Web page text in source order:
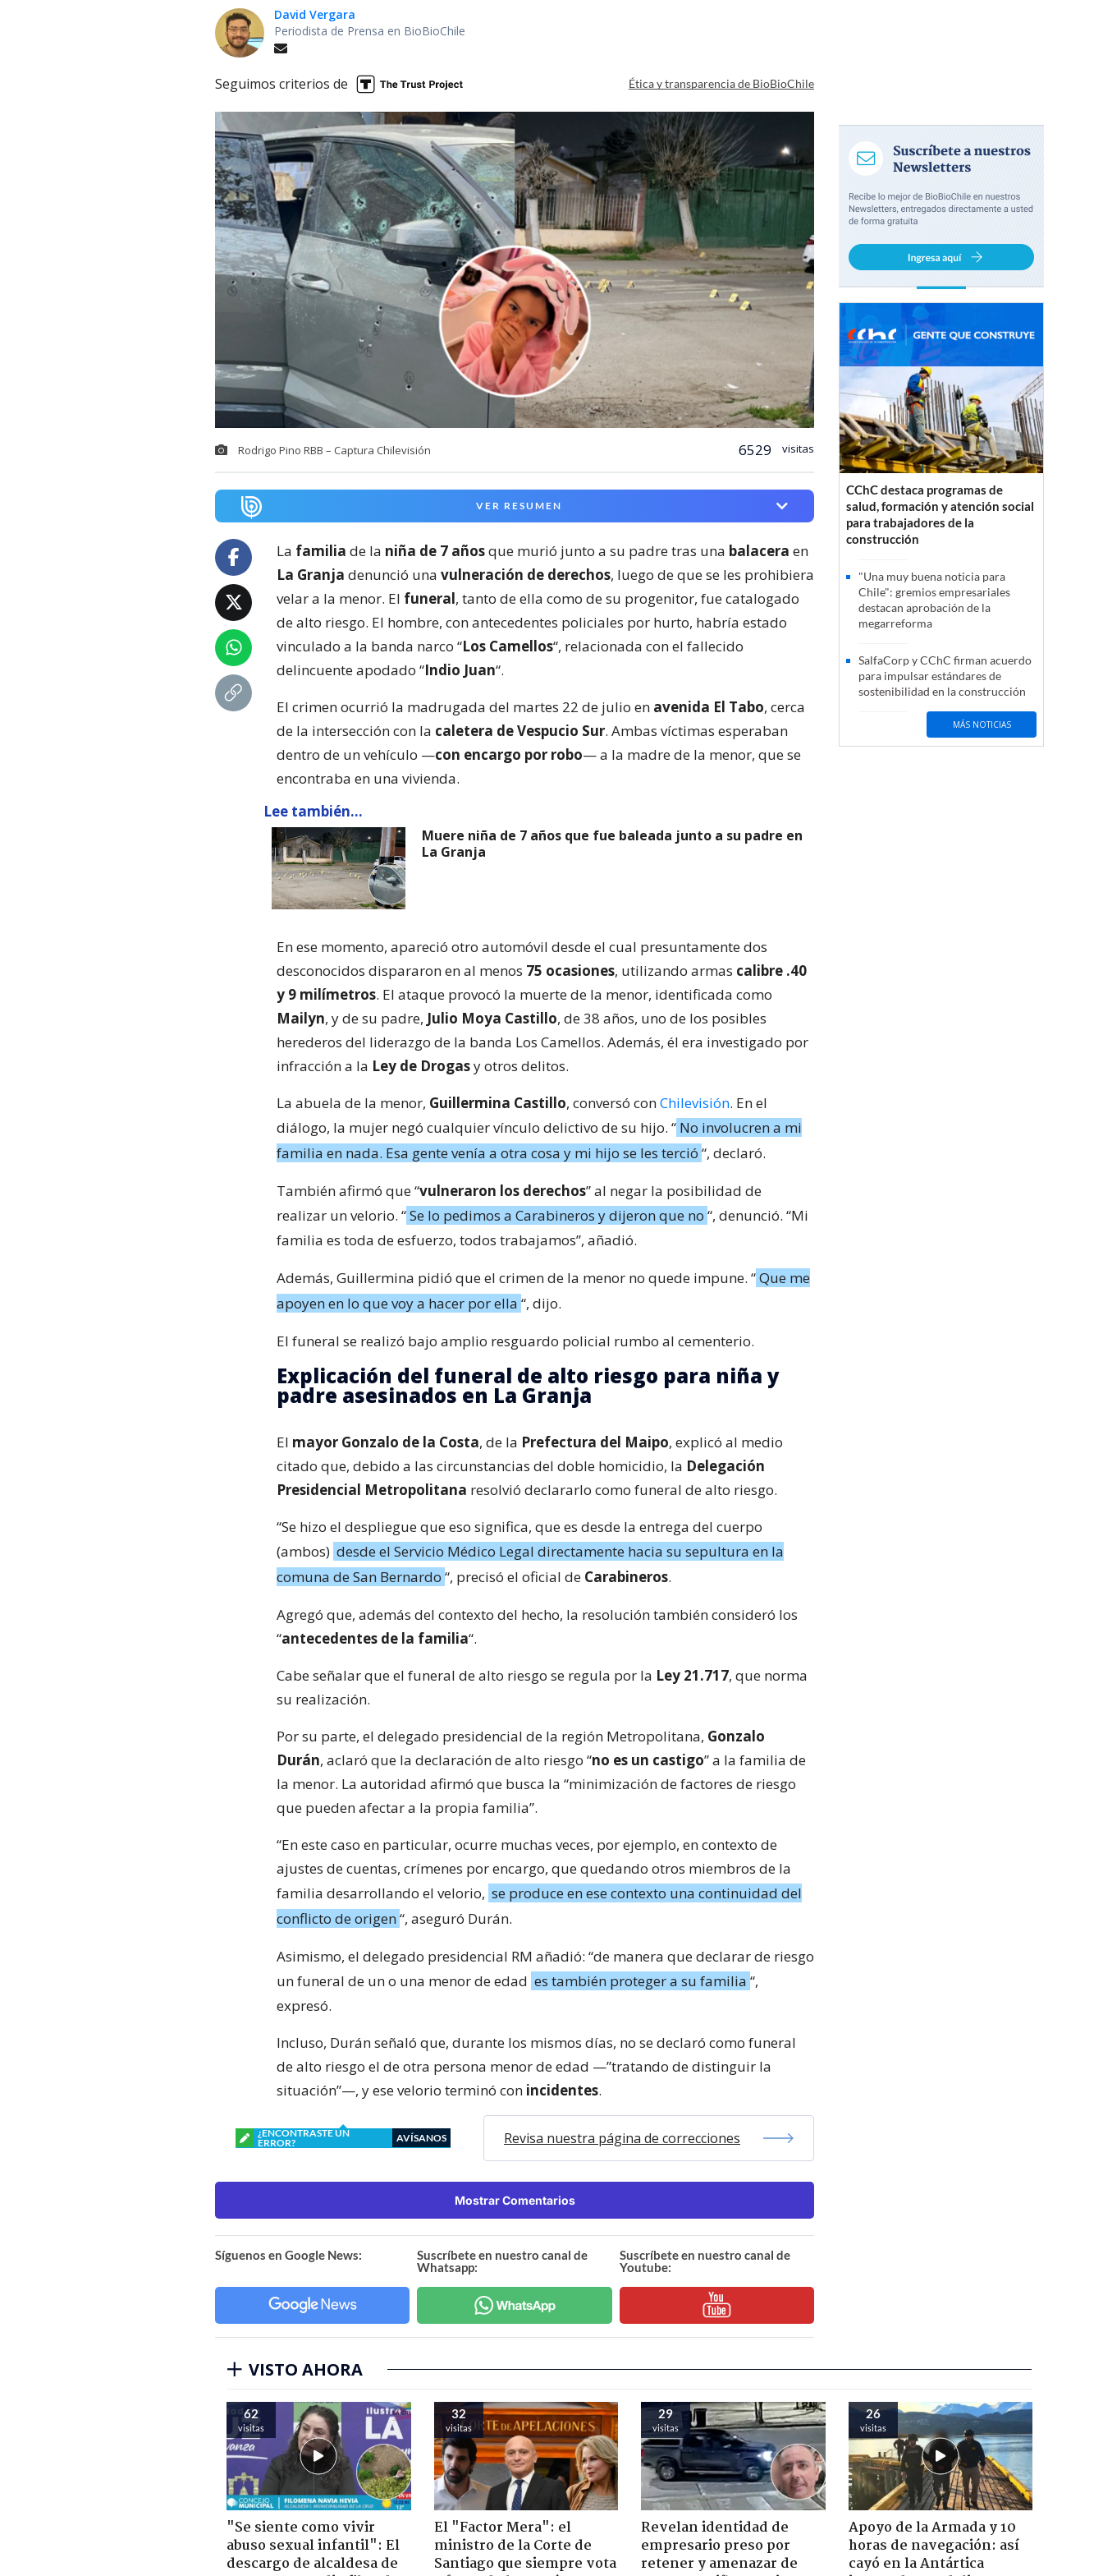
David Vergara
Periodista de Prensa en BioBioChile
Seguimos criterios de Ética y transparencia de BioBioChile
Rodrigo Pino RBB – Captura Chilevisión 6529 visitas
VER RESUMEN
La familia de la niña de 7 añosque murió junto a su padre tras una balacera en
La Granja denunció una vulneración de derechos, luego de que se les prohibiera
velar a la menor. El funeral, tanto de ella como de su progenitor, fue catalogado
de alto riesgo. El hombre, con antecedentes policiales por hurto, habría estado
vinculado a la banda narco “Los Camellos“, relacionada con el fallecido
delincuente apodado “Indio Juan“.
El crimen ocurrió la madrugada del martes 22 de julio en avenida El Tabo, cerca
de la intersección con la caletera de Vespucio Sur. Ambas víctimas esperaban
dentro de un vehículo —con encargo por robo— a la madre de la menor, que se
encontraba en una vivienda.
Lee también...
Muere niña de 7 años que fue baleada junto a su padre en
La Granja
En ese momento, apareció otro automóvil desde el cual presuntamente dos
desconocidos dispararon en al menos 75 ocasiones, utilizando armas calibre .40
y 9 milímetros. El ataque provocó la muerte de la menor, identificada como
Mailyn, y de su padre, Julio Moya Castillo, de 38 años, uno de los posibles
herederos del liderazgo de la banda Los Camellos. Además, él era investigado por
infracción a la Ley de Drogasy otros delitos.
La abuela de la menor, Guillermina Castillo, conversó conChilevisión. En el
diálogo, la mujer negó cualquier vínculo delictivo de su hijo. “ No involucren a mi
familia en nada. Esa gente venía a otra cosa y mi hijo se les terció “, declaró.
También afirmó que “vulneraron los derechos” al negar la posibilidad de
realizar un velorio. “Se lo pedimos a Carabineros y dijeron que no “, denunció. “Mi
familia es toda de esfuerzo, todos trabajamos”, añadió.
Además, Guillermina pidió que el crimen de la menor no quede impune. “Que me
apoyen en lo que voy a hacer por ella “, dijo.
El funeral se realizó bajo amplio resguardo policial rumbo al cementerio.
Explicación del funeral de alto riesgo para niña y
padre asesinados en La Granja
El mayor Gonzalo de la Costa, de la Prefectura del Maipo, explicó al medio
citado que, debido a las circunstancias del doble homicidio, la Delegación
Presidencial Metropolitana resolvió declararlo como funeral de alto riesgo.
“Se hizo el despliegue que eso significa, que es desde la entrega del cuerpo
(ambos) desde el Servicio Médico Legal directamente hacia su sepultura en la
comuna de San Bernardo “, precisó el oficial de Carabineros.
Agregó que, además del contexto del hecho, la resolución también consideró los
“antecedentes de la familia“.
Cabe señalar que el funeral de alto riesgo se regula por la Ley 21.717, que norma
su realización.
Por su parte, el delegado presidencial de la región Metropolitana, Gonzalo
Durán, aclaró que la declaración de alto riesgo “no es un castigo” a la familia de
la menor. La autoridad afirmó que busca la “minimización de factores de riesgo
que pueden afectar a la propia familia”.
“En este caso en particular, ocurre muchas veces, por ejemplo, en contexto de
ajustes de cuentas, crímenes por encargo, que quedando otros miembros de la
familia desarrollando el velorio, se produce en ese contexto una continuidad del
conflicto de origen“, aseguró Durán.
Asimismo, el delegado presidencial RM añadió: “de manera que declarar de riesgo
un funeral de un o una menor de edad es también proteger a su familia “,
expresó.
Incluso, Durán señaló que, durante los mismos días, no se declaró como funeral
de alto riesgo el de otra persona menor de edad —”tratando de distinguir la
situación”—, y ese velorio terminó con incidentes.
¿ENCONTRASTE UN
ERROR?
AVÍSANOS Revisa nuestra página de correcciones
Mostrar Comentarios
Síguenos en Google News:
Suscríbete en nuestro canal de
Whatsapp:
Suscríbete en nuestro canal de
Youtube:
CChC destaca programas de
salud, formación y atención social
para trabajadores de la
construcción
"Una muy buena noticia para
Chile": gremios empresariales
destacan aprobación de la
megarreforma
SalfaCorp y CChC firman acuerdo
para impulsar estándares de
sostenibilidad en la construcción
MÁS NOTICIAS
VISTO AHORA
62
visitas
"Se siente como vivir
abuso sexual infantil": El
descargo de alcaldesa de
32
visitas
El "Factor Mera": el
ministro de la Corte de
Santiago que siempre vota
29
visitas
Revelan identidad de
empresario preso por
retener y amenazar de
26
visitas
Apoyo de la Armada y 10
horas de navegación: así
cayó en la Antártica